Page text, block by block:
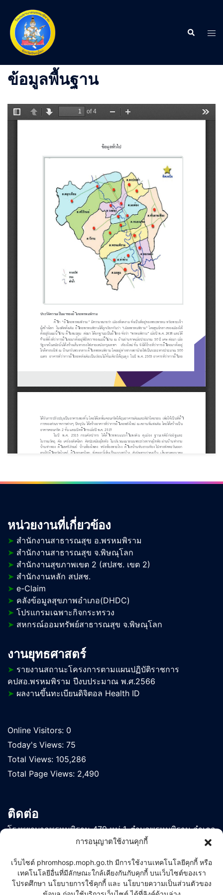
การอนุญาตใช้งานคุกกี้
เว็บไซต์ phromhosp.moph.go.th มีการใช้งานเทคโนโลยีคุกกี้ หรือ
เทคโนโลยีอื่นที่มีลักษณะใกล้เคียงกันกับคุกกี้ บนเว็บไซต์ของเรา
โปรดศึกษา นโยบายการใช้คุกกี้ และ นโยบายความเป็นส่วนตัวของ
content
Search
ข้อมูลพื้นฐาน
หน่วยงานที่เกี่ยวข้อง
➤ สำนักงานสาธารณสุข อ.พรหมพิราม
➤ สำนักงานสาธารณสุข จ.พิษณุโลก
➤ สำนักงานสุขภาพเขต 2 (สปสช. เขต 2)
➤ สำนักงานหลัก สปสช.
➤ e-Claim
➤ คลังข้อมูลสุขภาพอำเภอ(DHDC)
➤ โปรแกรมเฉพาะกิจกระทรวง
➤ สหกรณ์ออมทรัพย์สาธารณสุข จ.พิษณุโลก
งานยุทธศาสตร์
➤ รายงานสถานะโครงการตามแผนปฏิบัติราชการ
คปสอ.พรหมพิราม ปีงบประมาณ พ.ศ.2566
➤ ผลงานขึ้นทะเบียนดิจิตอล Health ID
Online Visitors: 0
Today's Views: 75
Total Views: 105,286
Total Page Views: 2,490
ติดต่อ
โรงพยาบาลพรหมพิราม 479 หมู่ 1, ตำบลพรหมพิราม อำเภอ
พรหมพิราม จังหวัดพิษณุโลก 65150
เบอร์ติดต่อภายใน :คลิกที่นี่